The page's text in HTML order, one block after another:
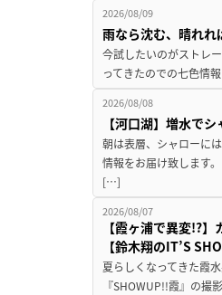
2026/08/09
雨なら沈む、晴れれ
今試したいのがストレ
ってきたのでの七色情
2026/08/08
【河口湖】増水で
朝は表層、シャローに
情報をお届け致します
[…]
2026/08/07
【霞ヶ浦で異変!?
【鈴木翔のIT’S
夏らしくなってきた霞
『SHOWUP!!霞』の